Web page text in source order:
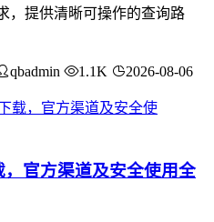
，提供清晰可操作的查询路
qbadmin 1.1K 2026-08-06
官方渠道及安全使用全